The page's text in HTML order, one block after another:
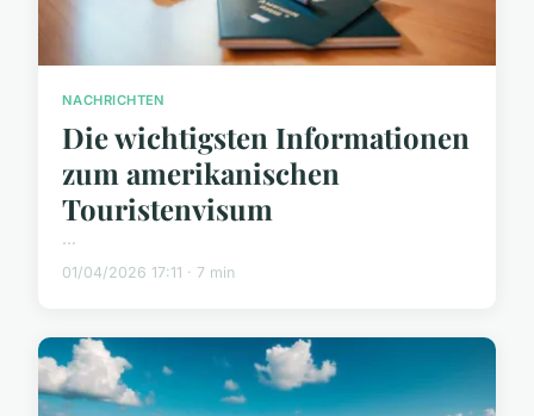
NACHRICHTEN
Die wichtigsten Informationen
zum amerikanischen
Touristenvisum
...
01/04/2026 17:11 · 7 min